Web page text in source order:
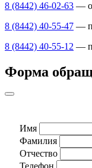
8 (8442) 46-02-63 —
8 (8442) 40-55-47 —
8 (8442) 40-55-12 —
Форма
Имя
Фамилия
Отчество
Телефон